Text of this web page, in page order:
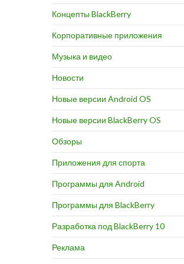
Концепты BlackBerry
Корпоративные приложения
Музыка и видео
Новости
Новые версии Android OS
Новые версии BlackBerry OS
Обзоры
Приложения для спорта
Программы для Android
Программы для BlackBerry
Разработка под BlackBerry 10
Реклама